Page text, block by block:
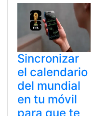
Sincronizar
el calendario
del mundial
en tu móvil
para que te